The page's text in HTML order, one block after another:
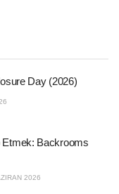
Day (2026)
Etmek: Backrooms
2026